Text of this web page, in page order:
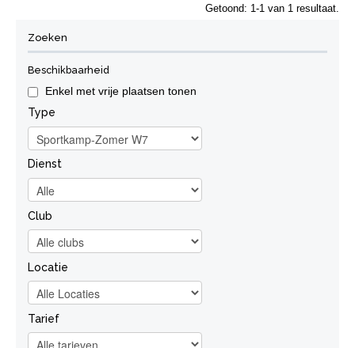
Getoond: 1-1 van 1 resultaat.
Zoeken
Beschikbaarheid
Enkel met vrije plaatsen tonen
Type
Dienst
Club
Locatie
Tarief